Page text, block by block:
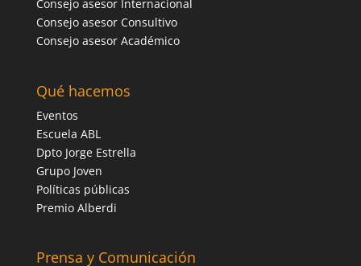
Consejo asesor Internacional
Consejo asesor Consultivo
Consejo asesor Académico
Qué hacemos
Eventos
Escuela ABL
Dpto Jorge Estrella
Grupo Joven
Políticas públicas
Premio Alberdi
Prensa y Comunicación